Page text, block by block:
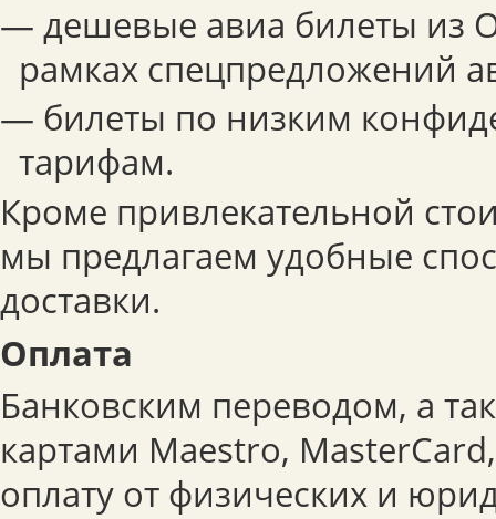
— дешевые авиа билеты из
рамках спецпредложений
— билеты по низким
тарифам.
Кроме привлекательной
мы предлагаем удобные
доставки.
Оплата
Банковским переводом, а
картами Maestro,
оплату от физических и